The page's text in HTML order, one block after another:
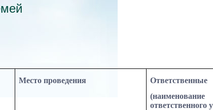
Место проведения
Ответственные
(наименование
ответственного